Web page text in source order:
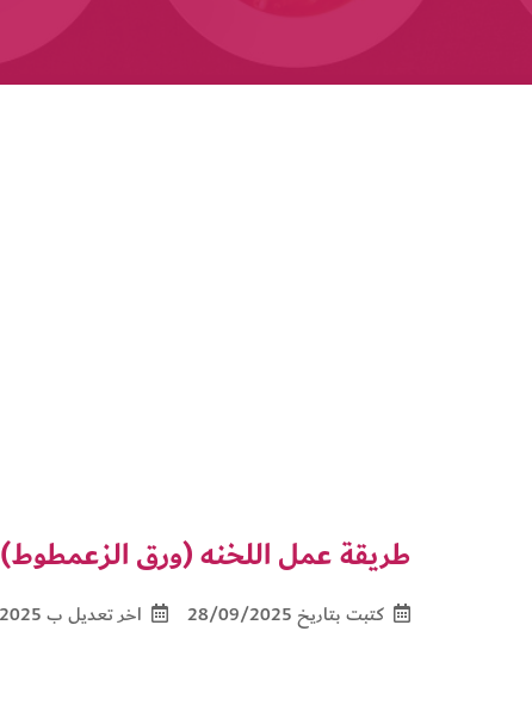
طريقة عمل اللخنه (ورق الزعمطوط)
كتبت بتاريخ 28/09/2025 اخر تعديل ب 03/10/2025